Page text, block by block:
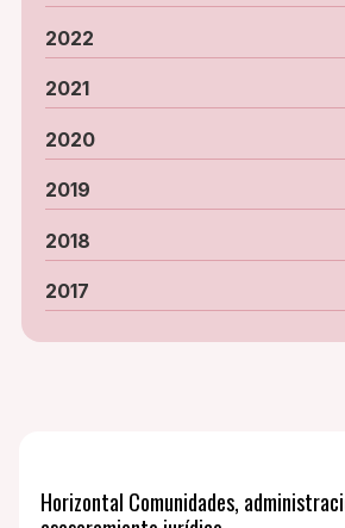
2022
2021
2020
2019
2018
2017
Horizontal Comunidades,